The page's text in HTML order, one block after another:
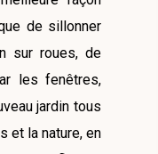
de sillonner
sur roues, de
les fenêtres,
jardin tous
et la nature, en